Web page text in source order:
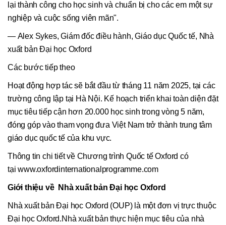
lại thành công cho học sinh và chuẩn bị cho các em một sự
nghiệp và cuộc sống viên mãn".
— Alex Sykes, Giám đốc điều hành, Giáo dục Quốc tế, Nhà
xuất bản Đại học Oxford
Các bước tiếp theo
Hoạt động hợp tác sẽ bắt đầu từ tháng 11 năm 2025, tại các
trường công lập tại Hà Nội. Kế hoạch triển khai toàn diện đặt
mục tiêu tiếp cận hơn 20.000 học sinh trong vòng 5 năm,
đóng góp vào tham vọng đưa Việt Nam trở thành trung tâm
giáo dục quốc tế của khu vực.
Thông tin chi tiết về Chương trình Quốc tế Oxford có
tại www.oxfordinternationalprogramme.com
Giới thiệu về Nhà xuất bản Đại học Oxford
Nhà xuất bản Đại học Oxford (OUP) là một đơn vị trực thuộc
Đại học Oxford.Nhà xuất bản thực hiện mục tiêu của nhà